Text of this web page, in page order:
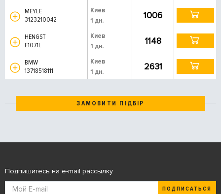
MEYLE
3123210042
Киев
1 дн.
1006
HENGST
E1071L
Киев
1 дн.
1148
BMW
13718518111
Киев
1 дн.
2631
ЗАМОВИТИ ПІДБІР
Подпишитесь на e-mail рассылку
ПОДПИСАТЬСЯ